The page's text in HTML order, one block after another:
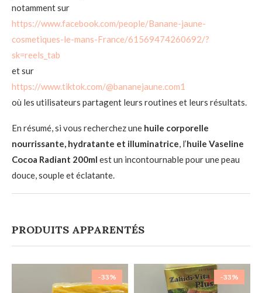
notamment sur
https://www.facebook.com/people/Banane-jaune-
cosmetiques-le-mans-France/61569474260692/?
sk=reels_tab
et sur
https://www.tiktok.com/@bananejaune.com1
où les utilisateurs partagent leurs routines et leurs résultats.
En résumé, si vous recherchez une huile corporelle
nourrissante, hydratante et illuminatrice, l’huile Vaseline
Cocoa Radiant 200ml est un incontournable pour une peau
douce, souple et éclatante.
PRODUITS APPARENTÉS
-33% -33%